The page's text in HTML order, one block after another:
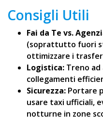
Consigli Utili
Fai da Te vs.
(soprattutto fuori
ottimizzare i
Logistica: Treno
collegamenti
Sicurezza: Portare
usare taxi ufficiali,
notturne in zone